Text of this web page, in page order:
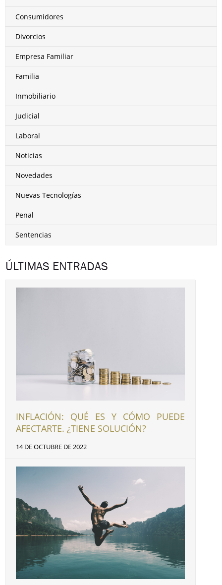
Consumidores
Divorcios
Empresa Familiar
Familia
Inmobiliario
Judicial
Laboral
Noticias
Novedades
Nuevas Tecnologías
Penal
Sentencias
ÚLTIMAS ENTRADAS
INFLACIÓN: QUÉ ES Y CÓMO PUEDE
AFECTARTE. ¿TIENE SOLUCIÓN?
14 DE OCTUBRE DE 2022